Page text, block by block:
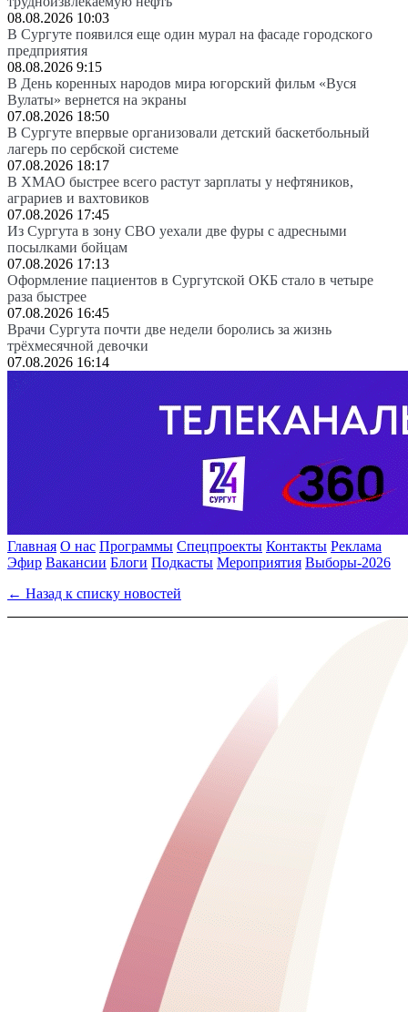
08.08.2026 10:03
В Сургуте появился еще один мурал на фасаде городского
предприятия
08.08.2026 9:15
В День коренных народов мира югорский фильм «Вуся
Вулаты» вернется на экраны
07.08.2026 18:50
В Сургуте впервые организовали детский баскетбольный
лагерь по сербской системе
07.08.2026 18:17
В ХМАО быстрее всего растут зарплаты у нефтяников,
аграриев и вахтовиков
07.08.2026 17:45
Из Сургута в зону СВО уехали две фуры с адресными
посылками бойцам
07.08.2026 17:13
Оформление пациентов в Сургутской ОКБ стало в четыре
раза быстрее
07.08.2026 16:45
Врачи Сургута почти две недели боролись за жизнь
трёхмесячной девочки
07.08.2026 16:14
Главная О нас Программы Спецпроекты Контакты Реклама
Эфир Вакансии Блоги Подкасты Мероприятия Выборы-2026
← Назад к списку новостей